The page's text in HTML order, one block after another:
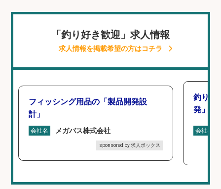
「釣り好き歓迎」求人情報
求人情報を掲載希望の方はコチラ
フィッシング用品の「製品開発設
計」
会社名 メガバス株式会社
sponsored by 求人ボックス
釣り好
発」/
会社名